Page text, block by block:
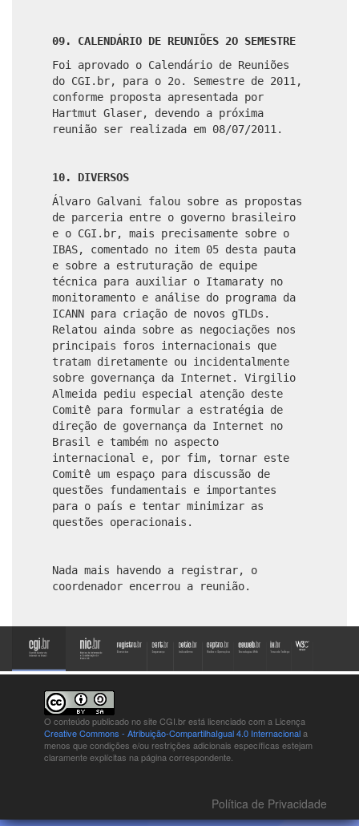
09. CALENDÁRIO DE REUNIÕES 2O SEMESTRE
Foi aprovado o Calendário de Reuniões
do CGI.br, para o 2o. Semestre de 2011,
conforme proposta apresentada por
Hartmut Glaser, devendo a próxima
reunião ser realizada em 08/07/2011.
10. DIVERSOS
Álvaro Galvani falou sobre as propostas
de parceria entre o governo brasileiro
e o CGI.br, mais precisamente sobre o
IBAS, comentado no item 05 desta pauta
e sobre a estruturação de equipe
técnica para auxiliar o Itamaraty no
monitoramento e análise do programa da
ICANN para criação de novos gTLDs.
Relatou ainda sobre as negociações nos
principais foros internacionais que
tratam diretamente ou incidentalmente
sobre governança da Internet. Virgilio
Almeida pediu especial atenção deste
Comitê para formular a estratégia de
direção de governança da Internet no
Brasil e também no aspecto
internacional e, por fim, tornar este
Comitê um espaço para discussão de
questões fundamentais e importantes
para o país e tentar minimizar as
questões operacionais.
Nada mais havendo a registrar, o
coordenador encerrou a reunião.
O conteúdo publicado no site CGI.br está licenciado com a Licença
Creative Commons - Atribuição-CompartilhaIgual 4.0 Internacionala
menos que condições e/ou restrições adicionais específicas estejam
claramente explícitas na página correspondente.
Política de Privacidade